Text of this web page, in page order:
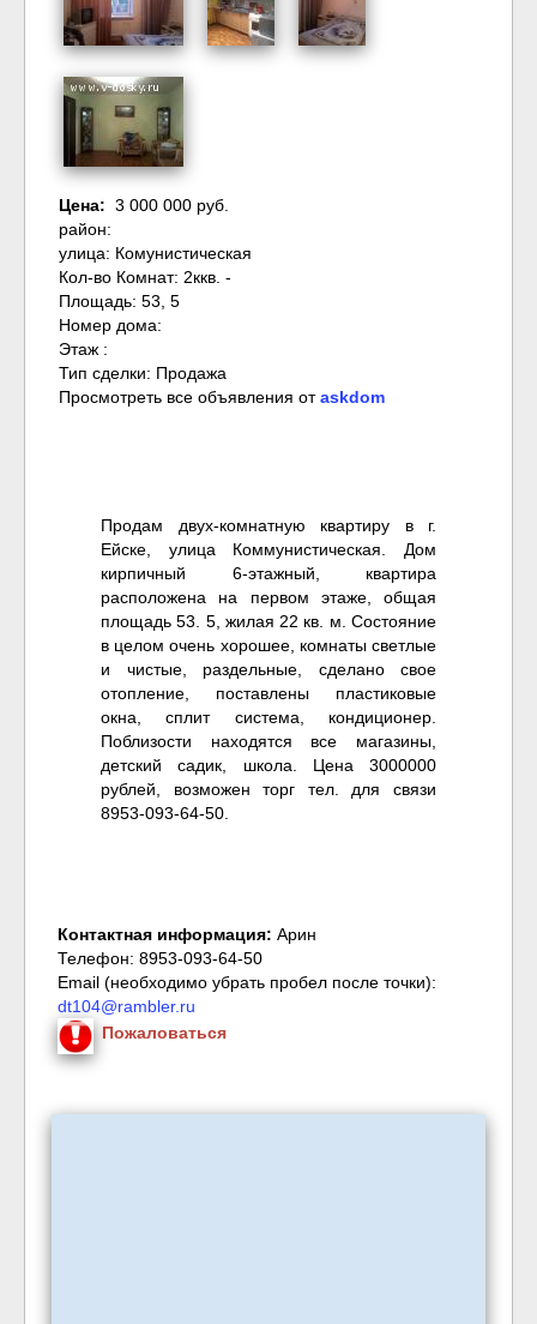
Цена: 3 000 000 руб.
район:
улица: Комунистическая
Кол-во Комнат: 2ккв. -
Площадь: 53, 5
Номер дома:
Этаж :
Тип сделки: Продажа
Просмотреть все объявления отaskdom
Продам двух-комнатную квартиру в г.
Ейске, улица Коммунистическая. Дом
кирпичный 6-этажный, квартира
расположена на первом этаже, общая
площадь 53. 5, жилая 22 кв. м. Состояние
в целом очень хорошее, комнаты светлые
и чистые, раздельные, сделано свое
отопление, поставлены пластиковые
окна, сплит система, кондиционер.
Поблизости находятся все магазины,
детский садик, школа. Цена 3000000
рублей, возможен торг тел. для связи
8953-093-64-50.
Контактная информация: Арин
Телефон: 8953-093-64-50
Email (необходимо убрать пробел после точки):
dt104@rambler.ru
Пожаловаться